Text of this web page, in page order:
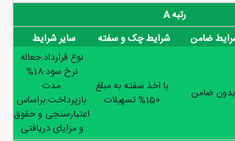
رتبه A
ضامن شرایط چک و سفته سایر شرایط
ضامن
با اخذ سفته به مبلغ
150% تسهیلات
نوع قرارداد:جعاله
نرخ سود:18%
مدت
بازپرداخت:براساس
اعتبارسنجی و حقوق
و مزایای دریافتی